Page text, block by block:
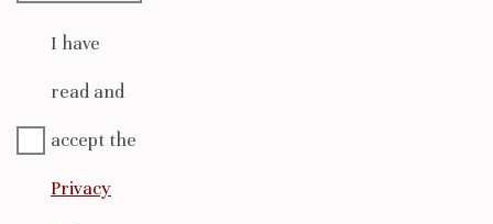
I have
read and
accept the
Privacy